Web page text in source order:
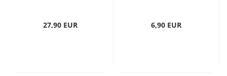
27,90 EUR
6,90 EUR